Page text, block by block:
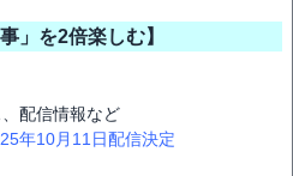
」を2倍楽しむ】
、配信情報など
年10月11日配信決定